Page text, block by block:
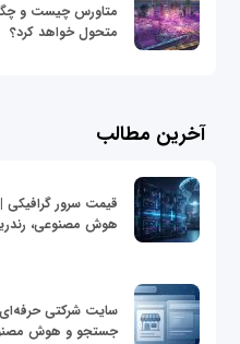
متاورس چیست و
متحول خواهد کرد؟
آخرین مطالب
هوش مصنوعی،
سایت شرکتی
جستجو و هوش